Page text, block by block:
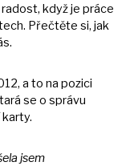
kdyžje práce
Přečtěte si, jak
a to na pozici
se o správu
jsem